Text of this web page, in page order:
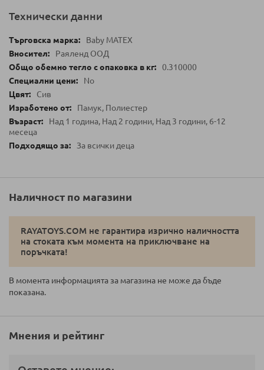
Технически данни
Baby MATEX
Раяленд ООД
0.310000
No
Сив
Памук, Полиестер
Над 1 година, Над 2 години, Над 3 години, 6-12
месеца
За всички деца
Наличност по магазини
RAYATOYS.COM не гарантира изрично наличността
на стоката към момента на приключване на
поръчката!
В момента информацията за магазина не може да бъде
показана.
Мнения и рейтинг